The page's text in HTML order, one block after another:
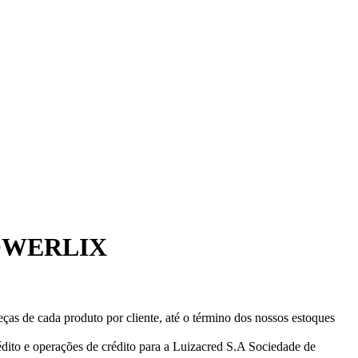
de cada produto por cliente, até o término dos nossos estoques
e operações de crédito para a Luizacred S.A Sociedade de